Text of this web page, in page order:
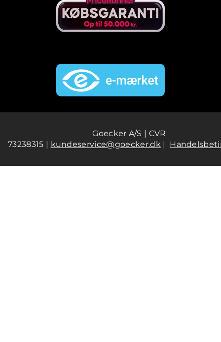
Goecker A/S | CVR
73238315 | kundeservice@goecker.dk|